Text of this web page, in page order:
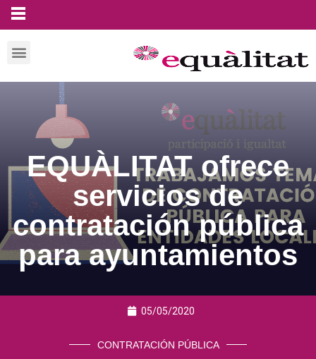
EQUÀLITAT ofrece
servicios de
contratación pública
para ayuntamientos
05/05/2020
CONTRATACIÓN PÚBLICA